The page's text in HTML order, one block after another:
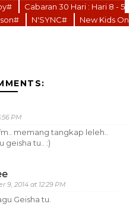
Cabaran 30 Hari : Hari 8 - 5
N'SYNC#
New Kids On
PM
memang tangkap leleh..
geisha tu.. :)
9, 2014 at 12:29 PM
Geisha tu.